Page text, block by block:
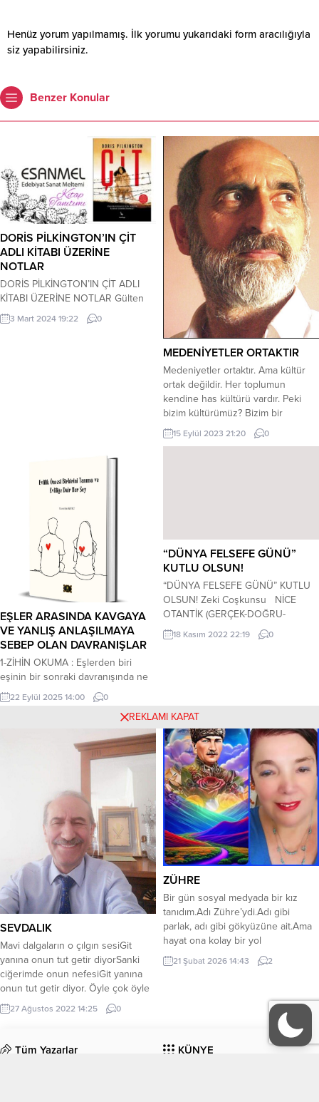
Henüz yorum yapılmamış. İlk yorumu yukarıdaki form aracılığıyla
siz yapabilirsiniz.
Benzer Konular
DORİS PİLKİNGTON’IN ÇİT
ADLI KİTABI ÜZERİNE
NOTLAR
DORİS PİLKİNGTON’IN ÇİT ADLI
KİTABI ÜZERİNE NOTLAR Gülten
Türkel … “Özgürlüğünüz için
nereye kadar gidebilirsiniz?Evet
İngilizler batı Avustralya...
3 Mart 2024 19:22 0
MEDENİYETLER ORTAKTIR
Medeniyetler ortaktır. Ama kültür
ortak değildir. Her toplumun
kendine has kültürü vardır. Peki
bizim kültürümüz? Bizim bir
kültürümüz var mı? Tabi ki her
toplum gibi bizim de bir kültürümüz
15 Eylül 2023 21:20 0
EŞLER ARASINDA KAVGAYA
VE YANLIŞ ANLAŞILMAYA
SEBEP OLAN DAVRANIŞLAR
1-ZİHİN OKUMA : Eşlerden biri
eşinin bir sonraki davranışında ne
olacağını kendine göre tanımlar
kendine göre zihninde kurar ve
ona göre eşini yargılar ve ne
yorumlarıyla dile getirir. 2-KÜÇÜK
DÜŞÜRÜCÜ KELİMELER
konuyu ve arkadaşlarının , aile
üyelerinin ,ve sosyal çevrede dile
getirip eşini...
22 Eylül 2025 14:00 0
“DÜNYA FELSEFE GÜNÜ”
KUTLU OLSUN!
“DÜNYA FELSEFE GÜNÜ” KUTLU
OLSUN! Zeki Coşkunsu NİCE
OTANTİK (GERÇEK-DOĞRU-
GÜVENİLİR-ÖZGÜN) LOJİK-
POZİTİVİST(MANTIKSAL OLGUCU)
bir günü var bizimki de olsun. Ne
var ki, herkes felsefeci veya biraz
felsefeci. Sorunlarımız o kadar çok
ki, felsefeci bile çözemez. Her...
18 Kasım 2022 22:19 0
SEVDALIK
Mavi dalgaların o çılgın sesiGit
yanına onun tut getir diyorSanki
ciğerimde onun nefesiGit yanına
onun tut getir diyor. Öyle çok öyle
çok özledim onuKalbimle tanıştı
sözledim onuGönlümün içine
getir diyor. Aklımda fikrimde her an
27 Ağustos 2022 14:25 0
ZÜHRE
Bir gün sosyal medyada bir kız
tanıdım.Adı Zühre’ydi.Adı gibi
parlak, adı gibi gökyüzüne ait.Ama
hayat ona kolay bir yol
çizmemişti.Zühre engelliydi.Fakat
bedenine konan sınırlar, ruhuna
hayat mücadelesi taşıyordu.Ben
Facebook tarafından cezalı
olduğum günlerde, videolarımı
opaylaştı.“İyi ki varsın” der gibi,
sessizce.İnsanların fotoğraflarına
21 Şubat 2026 14:43 2
Tüm Yazarlar KÜNYE
REKLAMI KAPAT